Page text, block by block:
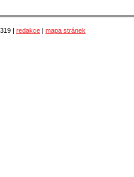
| redakce
mapa stránek